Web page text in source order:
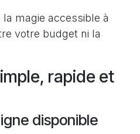
magie accessible à
votre budget ni la
rapide et
disponible